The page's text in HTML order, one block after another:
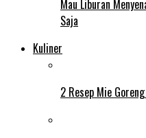
Mau Liburan
Saja
Kuliner
2 Resep Mie